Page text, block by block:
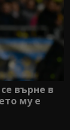
върне в
му е